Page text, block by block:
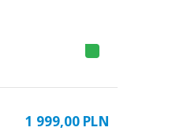
HITLISTA
1 999,00 PLN